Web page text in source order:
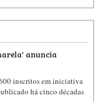
anuncia
inscritos em iniciativa
há cinco décadas